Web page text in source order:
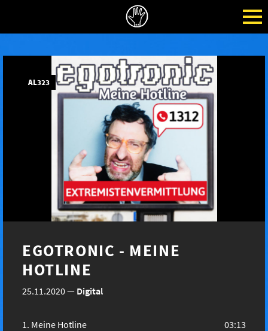
AL323
EGOTRONIC - MEINE
HOTLINE
25.11.2020— Digital
Meine Hotline 03:13